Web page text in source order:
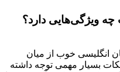
ویژگی‌هایی دارد؟
انگلیسی خوب از میان
بسیار مهمی توجه داشته